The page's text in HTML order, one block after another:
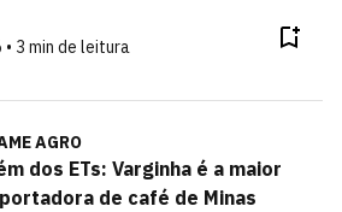
3 min de leitura
AGRO
dos ETs: Varginha é a maior
de café de Minas